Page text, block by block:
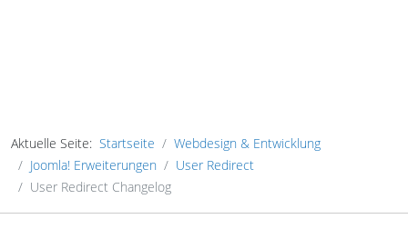
Aktuelle Seite: Startseite
Webdesign & Entwicklung
Joomla! Erweiterungen
User Redirect
User Redirect Changelog